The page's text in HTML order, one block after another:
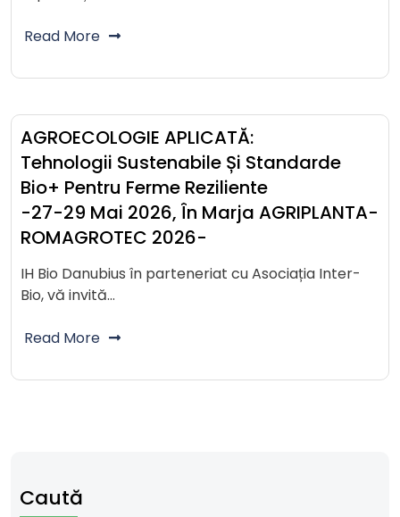
Read More
AGROECOLOGIE APLICATĂ:
Tehnologii Sustenabile Și Standarde
Bio+ Pentru Ferme Reziliente
-27-29 Mai 2026, În Marja AGRIPLANTA-
ROMAGROTEC 2026-
IH Bio Danubius în parteneriat cu Asociația Inter-
Bio, vă invită…
Read More
Caută